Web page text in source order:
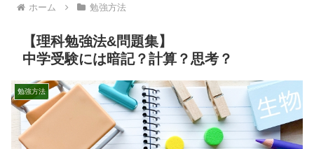
ホーム 勉強方法
【理科勉強法&問題集】
中学受験には暗記？計算？思考？
勉強方法